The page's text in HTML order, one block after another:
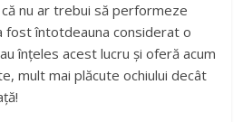
nu ar trebui să performeze
fost întotdeauna considerat o
înțeles acest lucru și oferă acum
mult mai plăcute ochiului decât